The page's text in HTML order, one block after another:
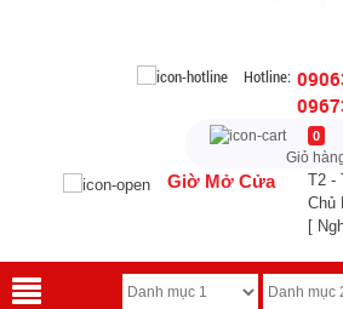
Hotline:
0
Giỏ
Giờ Mở Cửa
T2 -
Chủ
[